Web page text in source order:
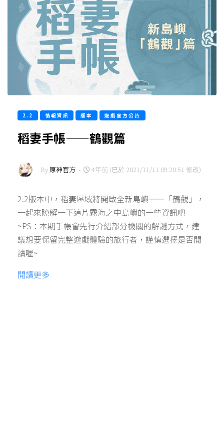
2.2 情報資訊 版本 遊戲官方公告
稻妻手帳——鶴觀篇
By原神官方 - 4年前 (已於 2021/11/11 09:20:51 修改)
2.2版本中，稻妻區域將開啟全新島嶼——「鶴觀」，
一起來瞭解一下這片霧海之中島嶼的一些資訊吧
~PS：本期手帳會先行介紹部分機關的解謎方式，建
議想要保留完整遊戲體驗的旅行者，謹慎選擇是否閱
讀喔~
閱讀更多